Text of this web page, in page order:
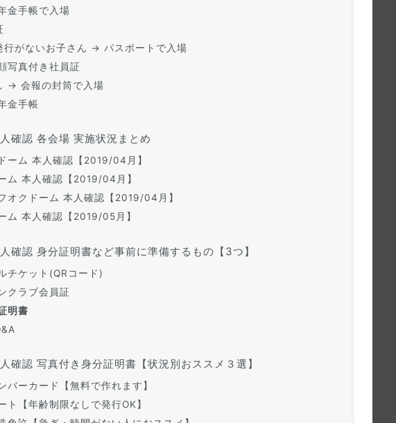
金手帳で入場
行がないお子さん → パスポートで入場
写真付き社員証
→ 会報の封筒で入場
金手帳
確認 各会場 実施状況まとめ
ーム 本人確認【2019/04月】
ム 本人確認【2019/04月】
オクドーム 本人確認【2019/04月】
ム 本人確認【2019/05月】
確認 身分証明書など事前に準備するもの【3つ】
ケット(QRコード)
ラブ会員証
明書
確認 写真付き身分証明書【状況別おススメ３選】
ーカード【無料で作れます】
【年齢制限なしで発行OK】